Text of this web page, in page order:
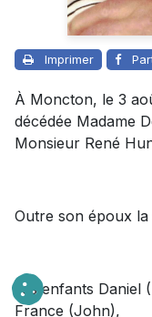
Imprimer
À Moncton, le 3
décédée Madame
Monsieur René
Outre son époux la
ses enfants Daniel
France (John),